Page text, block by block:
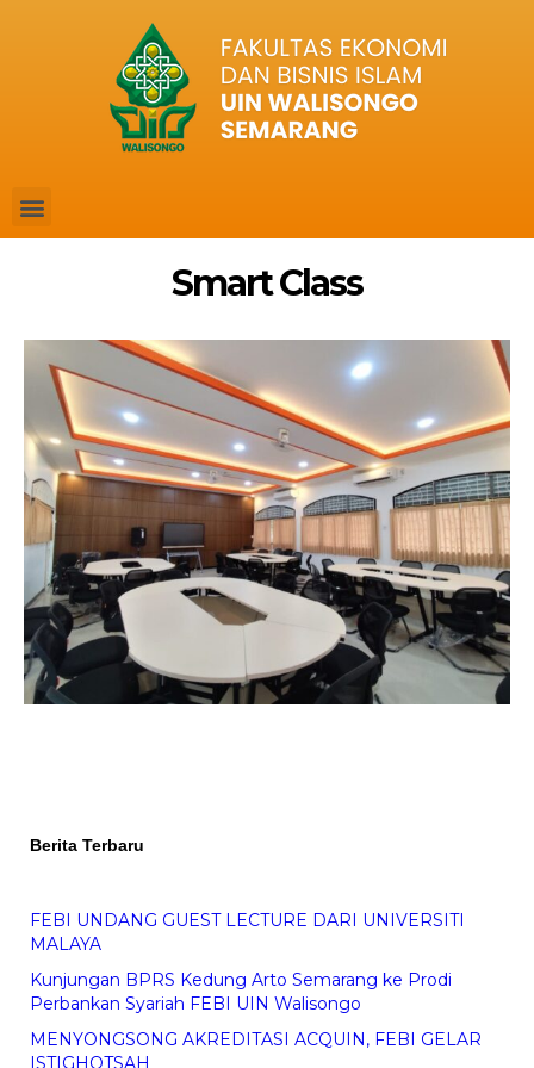
Smart Class
Berita Terbaru
FEBI UNDANG GUEST LECTURE DARI UNIVERSITI
MALAYA
Kunjungan BPRS Kedung Arto Semarang ke Prodi
Perbankan Syariah FEBI UIN Walisongo
MENYONGSONG AKREDITASI ACQUIN, FEBI GELAR
ISTIGHOTSAH